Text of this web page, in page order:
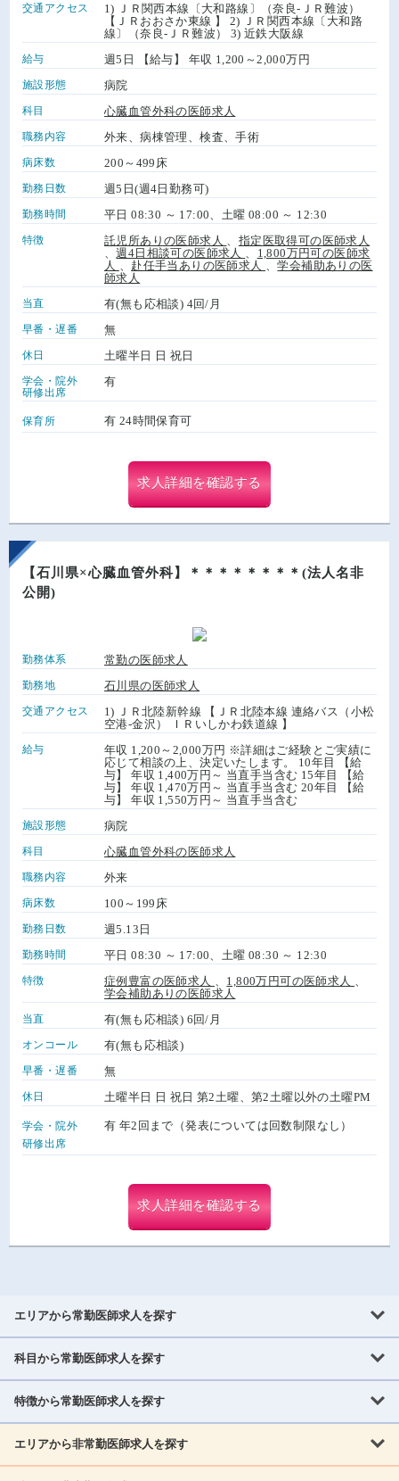
交通アクセス
1) ＪＲ関西本線〔大和路線〕（奈良-ＪＲ難波）
【ＪＲおおさか東線 】 2) ＪＲ関西本線〔大和路
線〕（奈良-ＪＲ難波） 3) 近鉄大阪線
給与 週5日 【給与】 年収 1,200～2,000万円
施設形態 病院
科目 心臓血管外科の医師求人
職務内容 外来、病棟管理、検査、手術
病床数 200～499床
勤務日数 週5日(週4日勤務可)
勤務時間 平日 08:30 ～ 17:00、土曜 08:00 ～ 12:30
特徴 託児所ありの医師求人
指定医取得可の医師求人
、週4日相談可の医師求人
1,800万円可の医師求
人
赴任手当ありの医師求人 、学会補助ありの医
師求人
当直 有(無も応相談) 4回/月
早番・遅番 無
休日 土曜半日 日 祝日
学会・院外
研修出席
有
保育所 有 24時間保育可
求人詳細を確認する
【石川県×心臓血管外科】＊＊＊＊＊＊＊＊(法人名非
公開)
勤務体系 常勤の医師求人
勤務地 石川県の医師求人
交通アクセス
1) ＪＲ北陸新幹線 【ＪＲ北陸本線 連絡バス（小松
空港-金沢） ＩＲいしかわ鉄道線 】
給与
年収 1,200～2,000万円 ※詳細はご経験とご実績に
応じて相談の上、決定いたします。 10年目 【給
与】 年収 1,400万円～ 当直手当含む 15年目 【給
与】 年収 1,470万円～ 当直手当含む 20年目 【給
与】 年収 1,550万円～ 当直手当含む
施設形態 病院
科目 心臓血管外科の医師求人
職務内容 外来
病床数 100～199床
勤務日数 週5.13日
勤務時間 平日 08:30 ～ 17:00、土曜 08:30 ～ 12:30
特徴 症例豊富の医師求人 1,800万円可の医師求人
学会補助ありの医師求人
当直 有(無も応相談) 6回/月
オンコール 有(無も応相談)
早番・遅番 無
休日 土曜半日 日 祝日 第2土曜、第2土曜以外の土曜PM
学会・院外
研修出席
有 年2回まで（発表については回数制限なし）
求人詳細を確認する
エリアから常勤医師求人を探す
北海道・東北
北海道 青森県 岩手県
科目から常勤医師求人を探す
内科系
消化器科 呼吸器科
特徴から常勤医師求人を探す
救急対応なし 女性医師歓迎
エリアから非常勤医師求人を探す